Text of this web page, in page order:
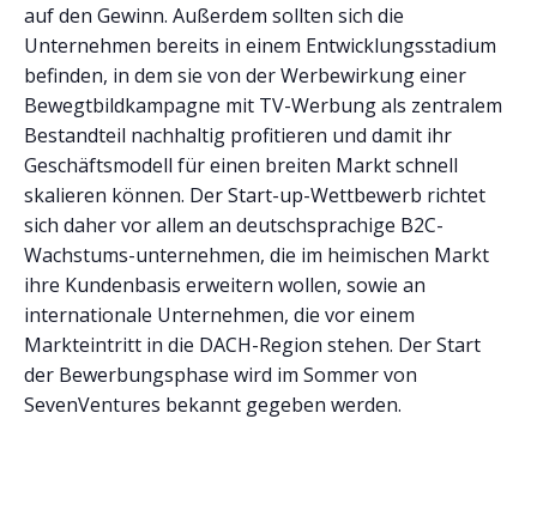
auf den Gewinn. Außerdem sollten sich die
Unternehmen bereits in einem Entwicklungsstadium
befinden, in dem sie von der Werbewirkung einer
Bewegtbildkampagne mit TV-Werbung als zentralem
Bestandteil nachhaltig profitieren und damit ihr
Geschäftsmodell für einen breiten Markt schnell
skalieren können. Der Start-up-Wettbewerb richtet
sich daher vor allem an deutschsprachige B2C-
Wachstums-unternehmen, die im heimischen Markt
ihre Kundenbasis erweitern wollen, sowie an
internationale Unternehmen, die vor einem
Markteintritt in die DACH-Region stehen. Der Start
der Bewerbungsphase wird im Sommer von
SevenVentures bekannt gegeben werden.